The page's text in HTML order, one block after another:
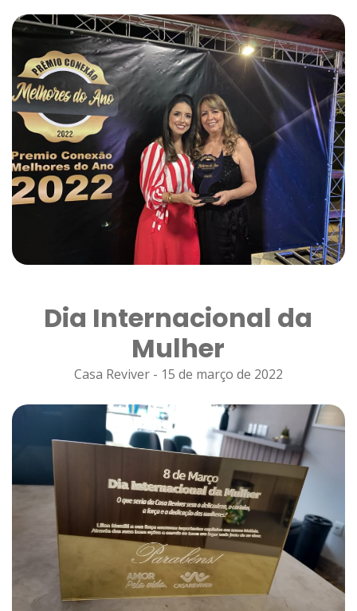
Dia Internacional da
Mulher
Casa Reviver - 15 de março de 2022